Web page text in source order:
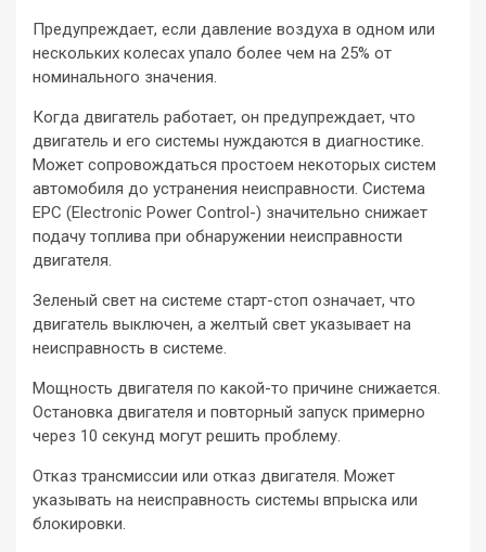
Предупреждает, если давление воздуха в одном или
нескольких колесах упало более чем на 25% от
номинального значения.
Когда двигатель работает, он предупреждает, что
двигатель и его системы нуждаются в диагностике.
Может сопровождаться простоем некоторых систем
автомобиля до устранения неисправности. Система
EPC (Electronic Power Control-) значительно снижает
подачу топлива при обнаружении неисправности
двигателя.
Зеленый свет на системе старт-стоп означает, что
двигатель выключен, а желтый свет указывает на
неисправность в системе.
Мощность двигателя по какой-то причине снижается.
Остановка двигателя и повторный запуск примерно
через 10 секунд могут решить проблему.
Отказ трансмиссии или отказ двигателя. Может
указывать на неисправность системы впрыска или
блокировки.